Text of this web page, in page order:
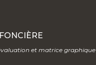
et matrice graphique